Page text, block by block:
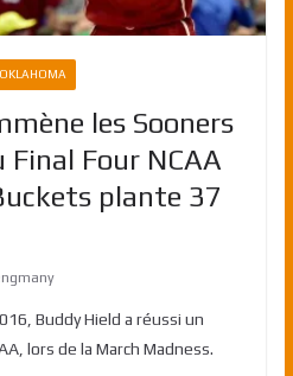
OKLAHOMA
les Sooners
Final Four NCAA
plante 37
Buddy Hield a réussi un
lors de la March Madness.